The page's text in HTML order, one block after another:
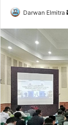
Darwan Elmitra